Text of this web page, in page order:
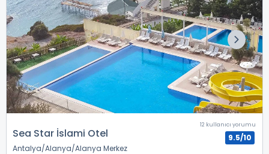
Sea Star İslami Otel
Antalya Alanya Alanya Merkez
12 kullanıcı yorumu
9.5/10